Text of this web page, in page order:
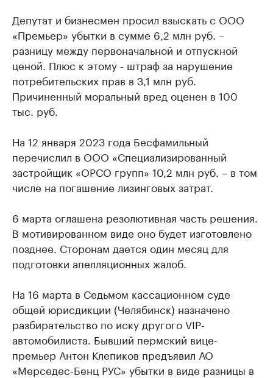
Депутат и бизнесмен просил взыскать с ООО
«Премьер» убытки в сумме 6,2 млн руб. –
разницу между первоначальной и отпускной
ценой. Плюс к этому - штраф за нарушение
потребительских прав в 3,1 млн руб.
Причиненный моральный вред оценен в 100
тыс. руб.
На 12 января 2023 года Бесфамильный
перечислил в ООО «Специализированный
застройщик «ОРСО групп» 10,2 млн руб. – в том
числе на погашение лизинговых затрат.
6 марта оглашена резолютивная часть решения.
В мотивированном виде оно будет изготовлено
позднее. Сторонам дается один месяц для
подготовки апелляционных жалоб.
На 16 марта в Седьмом кассационном суде
общей юрисдикции (Челябинск) назначено
разбирательство по иску другого VIP-
автомобилиста. Бывший пермский вице-
премьер Антон Клепиков предъявил АО
«Мерседес-Бенц РУС» убытки в виде разницы в